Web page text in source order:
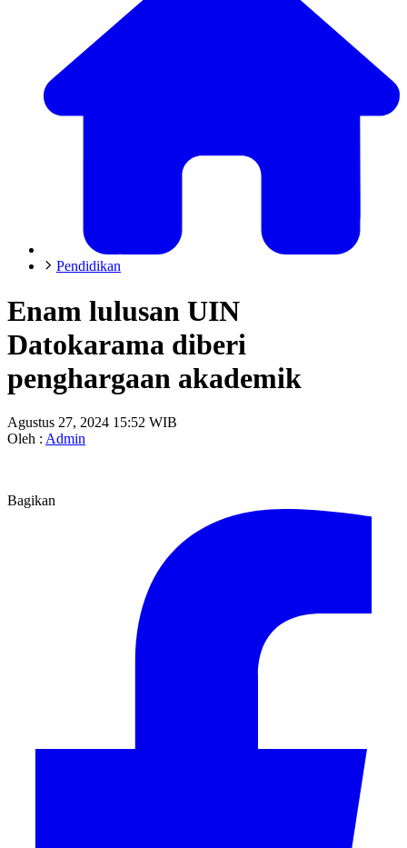
Pendidikan
Enam lulusan UIN
Datokarama diberi
penghargaan akademik
Agustus 27, 2024 15:52 WIB
Oleh : Admin
Bagikan